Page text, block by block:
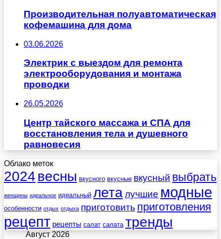
Производительная полуавтоматическая
кофемашина для дома
03.06.2026
Электрик с выездом для ремонта
электрооборудования и монтажа
проводки
26.05.2026
Центр тайского массажа и СПА для
восстановления тела и душевного
равновесия
Облако меток
2024 весны вкусного вкусные вкусный выбрать
женщины идеальное идеальный леталучшие модные
особенности отдых отдыха приготовить приготовления
рецепт рецепты салат салата тренды
Август 2026